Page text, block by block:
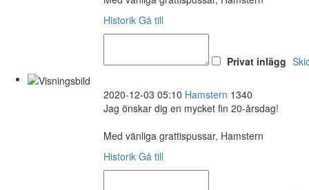
Historik Gå till
Privat inlägg
2020-12-03 05:10 Hamstern 1340
Jag önskar dig en mycket fin 20-årsdag!
Med vänliga grattispussar, Hamstern
Historik Gå till